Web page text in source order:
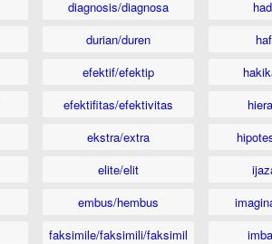
diagnosis/diagnosa
durian/duren
efektif/efektip
efektifitas/efektivitas
ekstra/extra
elite/elit
embus/hembus
faksimile/faksimili/faksimil